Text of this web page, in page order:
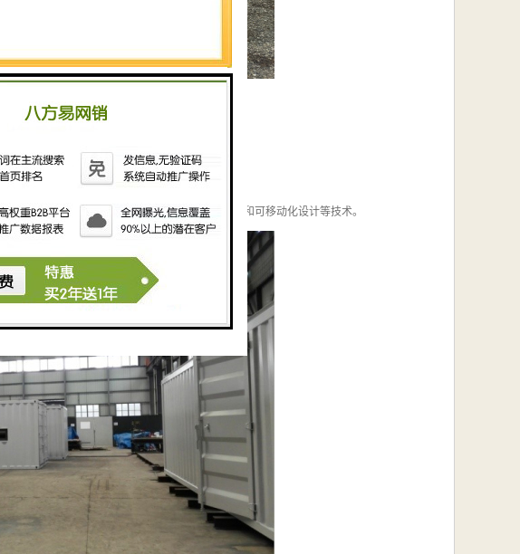
。
合理利用，安全防爆，自动控制，系统的模块化和可移动化设计等技术。